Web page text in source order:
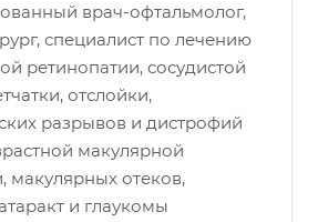
врач-офтальмолог,
специалист по лечению
ретинопатии, сосудистой
отслойки,
разрывов и дистрофий
макулярной
макулярных отеков,
и глаукомы